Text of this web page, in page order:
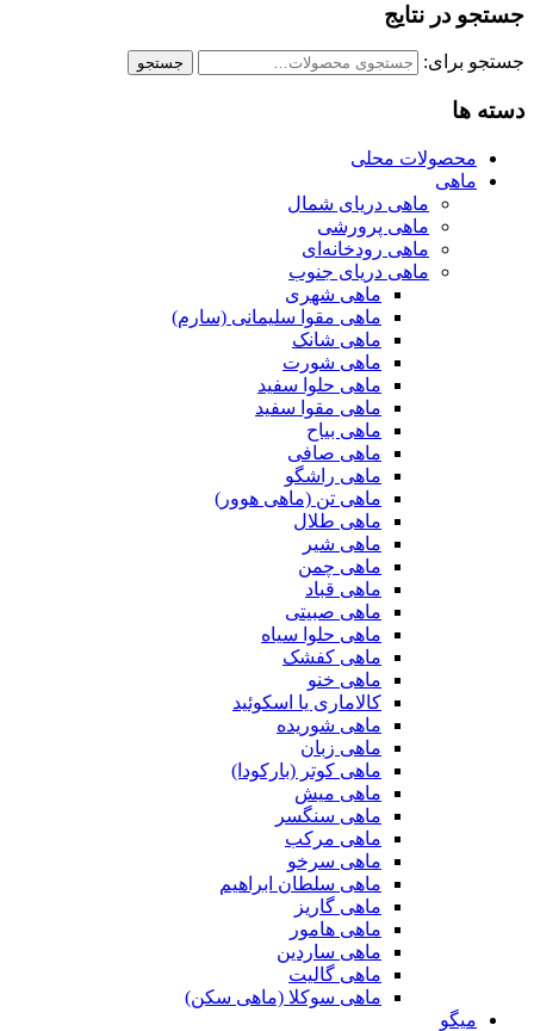
جستجو در نتایج
جستجو برای: جستجو
دسته ها
محصولات محلی
ماهی
ماهی دریای شمال
ماهی پرورشی
ماهی رودخانه‌ای
ماهی دریای جنوب
ماهی شهری
ماهی مقوا سلیمانی (سارم)
ماهی شانک
ماهی شورت
ماهی حلوا سفید
ماهی مقوا سفید
ماهی بیاح
ماهی صافی
ماهی راشگو
ماهی تن (ماهی هوور)
ماهی طلال
ماهی شیر
ماهی چمن
ماهی قباد
ماهی صبیتی
ماهی حلوا سیاه
ماهی کفشک
ماهی خنو
کالاماری یا اسکوئید
ماهی شوریده
ماهی زبان
ماهی کوتر (بارکودا)
ماهی میش
ماهی سنگسر
ماهی مرکب
ماهی سرخو
ماهی سلطان ابراهیم
ماهی گاریز
ماهی هامور
ماهی ساردین
ماهی گالیت
ماهی سوکلا (ماهی سکن)
میگو